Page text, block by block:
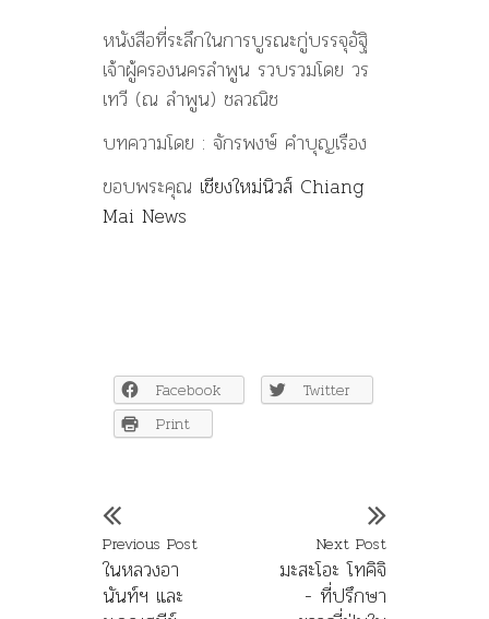
หนังสือที่ระลึกในการบูรณะกู่บรรจุอัฐิ
เจ้าผู้ครองนครลำพูน รวบรวมโดย วร
เทวี (ณ ลำพูน) ชลวณิช
บทความโดย : จักรพงษ์ คำบุญเรือง
ขอบพระคุณ เชียงใหม่นิวส์ Chiang
Mai News
Facebook
Twitter
Print
Previous Post
ในหลวงอา
นันท์ฯ และ
Next Post
มะสะโอะ โทคิจิ
- ที่ปรึกษา